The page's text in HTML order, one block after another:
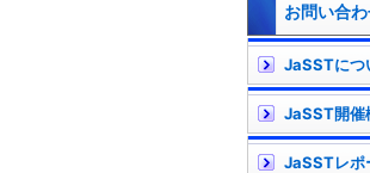
お問い合
JaSSTにつ
JaSST開催
JaSSTレポ